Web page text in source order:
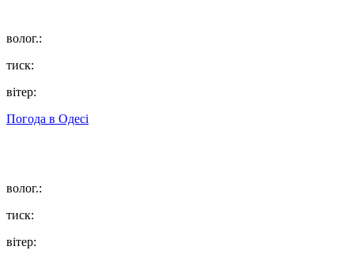
волог.:
тиск:
вітер:
Погода в Одесі
волог.:
тиск:
вітер: